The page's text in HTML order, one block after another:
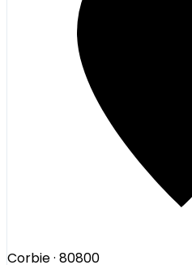
Corbie· 80800